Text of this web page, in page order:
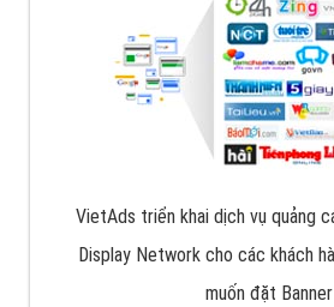
VietAds triển khai dịch vụ quảng
Display Network cho các khách
muốn đặt Banner